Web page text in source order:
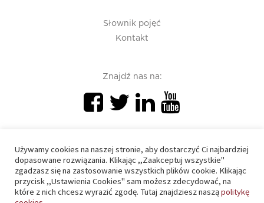
Słownik pojęć
Kontakt
Znajdź nas na:
PIU 2020 © All right reserved
Używamy cookies na naszej stronie, aby dostarczyć Ci najbardziej
dopasowane rozwiązania. Klikając ,,Zaakceptuj wszystkie"
zgadzasz się na zastosowanie wszystkich plików cookie. Klikając
przycisk ,,Ustawienia Cookies" sam możesz zdecydować, na
które z nich chcesz wyrazić zgodę. Tutaj znajdziesz nasząpolitykę